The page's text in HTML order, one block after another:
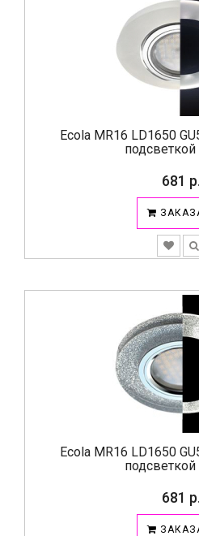
Ecola MR16 LD1650
подсветкой
681 р.
Ecola MR16 LD1650
подсветкой
681 р.